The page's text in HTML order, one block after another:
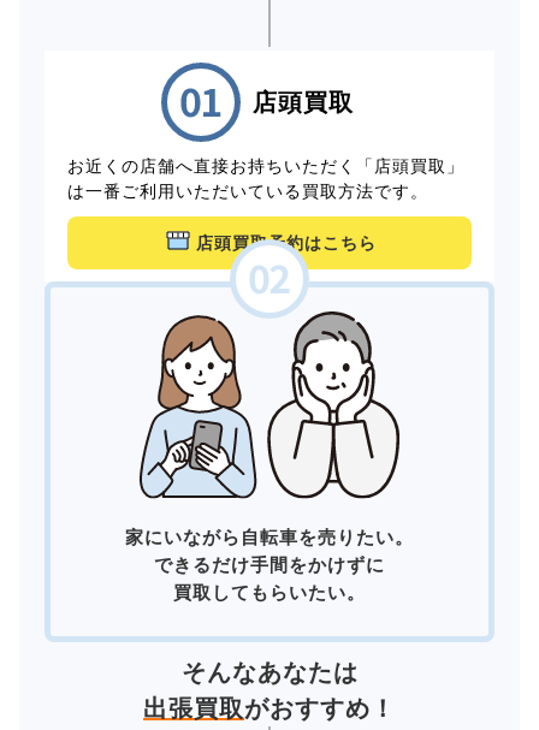
店頭買取
お近くの店舗へ直接お持ちいただく「店頭買取」
は一番ご利用いただいている買取方法です。
店頭買取予約はこちら
家にいながら自転車を売りたい。
できるだけ手間をかけずに
買取してもらいたい。
そんなあなたは
出張買取がおすすめ！